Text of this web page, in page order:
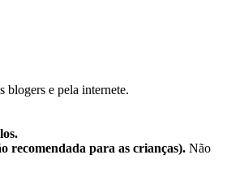
blogers e pela internete.
recomendada para as crianças). Não